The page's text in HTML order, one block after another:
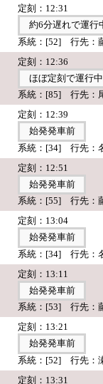
定刻：12:31
約6分遅れで運行
系統：[52] 行先：
定刻：12:36
ほぼ定刻で運行中
系統：[85] 行先：
定刻：12:39
始発発車前
系統：[34] 行先：
定刻：12:51
始発発車前
系統：[55] 行先：
定刻：13:04
始発発車前
系統：[34] 行先：
定刻：13:11
始発発車前
系統：[53] 行先：
定刻：13:21
始発発車前
系統：[52] 行先：
定刻：13:31